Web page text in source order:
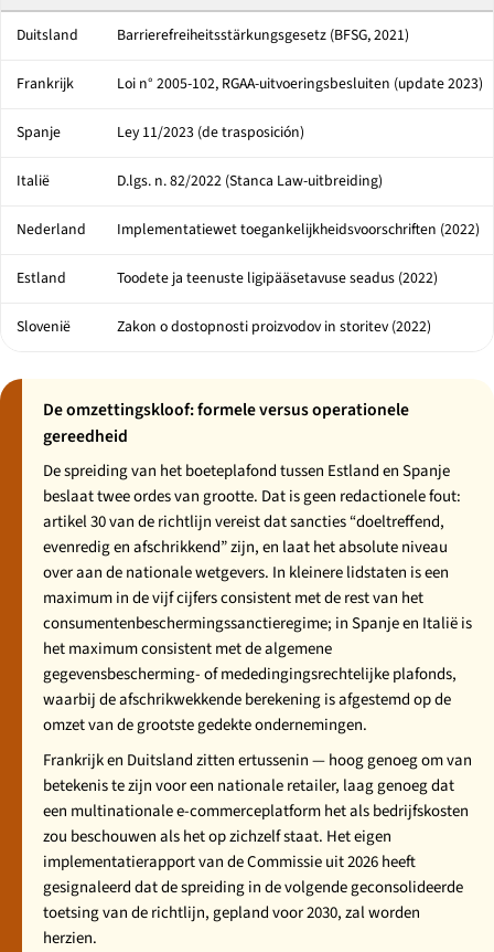
Duitsland Barrierefreiheitsstärkungsgesetz(BFSG, 2021)
Frankrijk Loi n° 2005-102, RGAA-uitvoeringsbesluiten (update 2023)
Spanje Ley 11/2023 (de trasposición)
Italië D.lgs. n. 82/2022 (Stanca Law-uitbreiding)
Nederland Implementatiewet toegankelijkheidsvoorschriften (2022)
Estland Toodete ja teenuste ligipääsetavuse seadus(2022)
Slovenië Zakon o dostopnosti proizvodov in storitev(2022)
De omzettingskloof: formele versus operationele
gereedheid
De spreiding van het boeteplafond tussen Estland en Spanje
beslaat twee ordes van grootte. Dat is geen redactionele fout:
artikel 30 van de richtlijn vereist dat sancties “doeltreffend,
evenredig en afschrikkend” zijn, en laat het absolute niveau
over aan de nationale wetgevers. In kleinere lidstaten is een
maximum in de vijf cijfers consistent met de rest van het
consumentenbeschermingssanctieregime; in Spanje en Italië is
het maximum consistent met de algemene
gegevensbescherming- of mededingingsrechtelijke plafonds,
waarbij de afschrikwekkende berekening is afgestemd op de
omzet van de grootste gedekte ondernemingen.
Frankrijk en Duitsland zitten ertussenin — hoog genoeg om van
betekenis te zijn voor een nationale retailer, laag genoeg dat
een multinationale e-commerceplatform het als bedrijfskosten
zou beschouwen als het op zichzelf staat. Het eigen
implementatierapport van de Commissie uit 2026 heeft
gesignaleerd dat de spreiding in de volgende geconsolideerde
toetsing van de richtlijn, gepland voor 2030, zal worden
herzien.